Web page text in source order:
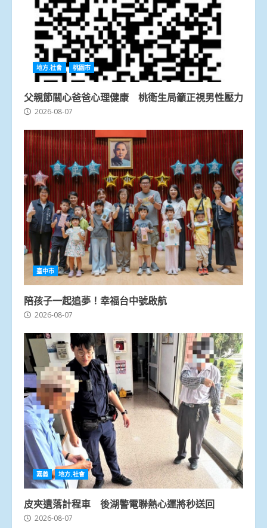
地方.社會 桃園市
父親節關心爸爸心理健康 桃衛生局籲正視男性壓力
2026-08-07
臺中市
陪孩子一起追夢！幸福台中號啟航
2026-08-07
嘉義 地方.社會
皮夾遺落計程車 後湖警電聯熱心運將秒送回
2026-08-07